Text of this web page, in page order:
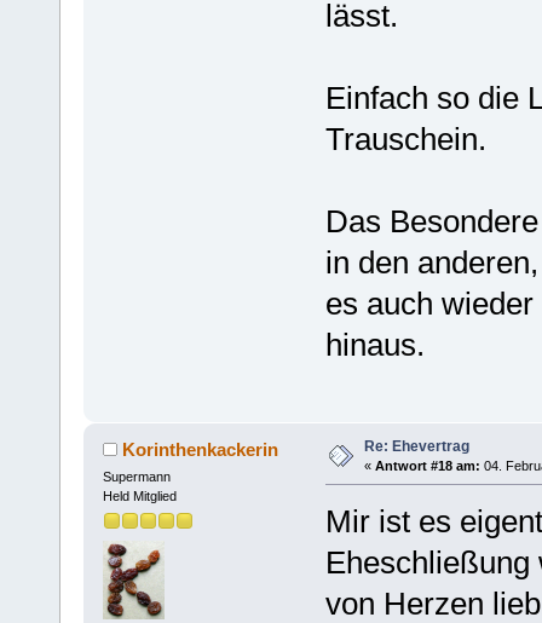
lässt.
Einfach so die
Trauschein.
Das
in den
es auch
hinaus.
Korinthenkackerin
Supermann
Held Mitglied
Re: Ehevertrag
« Antwort #18 am: 04.
Mir ist es
von Herzen